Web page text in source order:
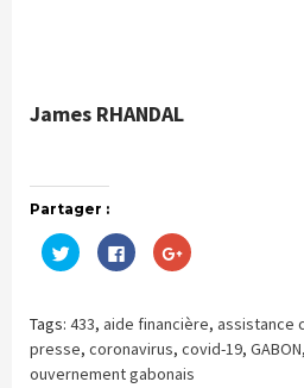
James RHANDAL
Partager :
Cliquez
pour
partager
dans
une
nouvelle
fenêtre)
Cliquez
pour
partager
dans
une
nouvelle
fenêtre)
Cliquez
pour
(ouvre
dans
une
fenêtre)
Tags: 433, aide financière, assistance
presse, coronavirus, covid-19, GABON,
ouvernement gabonais